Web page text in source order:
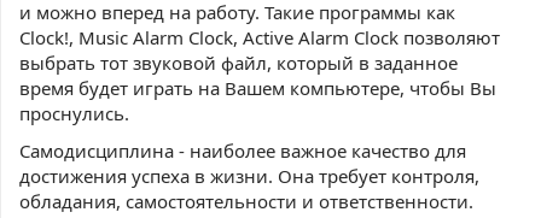
и можно вперед на работу. Такие программы как
Clock!, Music Alarm Clock, Active Alarm Clock позволяют
выбрать тот звуковой файл, который в заданное
время будет играть на Вашем компьютере, чтобы Вы
проснулись.
Самодисциплина - наиболее важное качество для
достижения успеха в жизни. Она требует контроля,
обладания, самостоятельности и ответственности.